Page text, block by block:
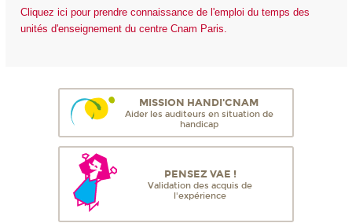
Cliquez ici pour prendre connaissance de l'emploi du temps des
unités d'enseignement du centre Cnam Paris.
MISSION HANDI'CNAM
Aider les auditeurs en situation de
handicap
PENSEZ VAE !
Validation des acquis de
l'expérience